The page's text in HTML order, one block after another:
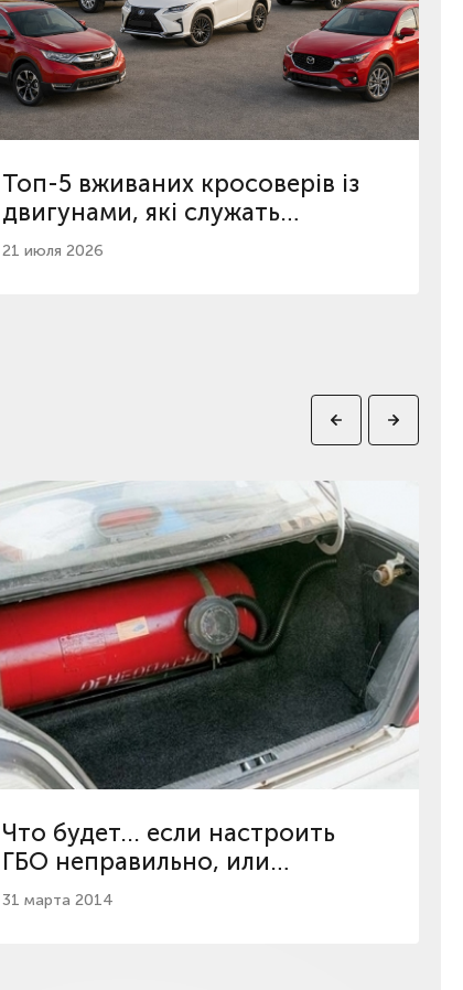
Топ-5 вживаних кросоверів із
двигунами, які служать
найдовше
21 июля 2026
Что будет... если настроить
ГБО неправильно, или
подробно про газ для авто
31 марта 2014